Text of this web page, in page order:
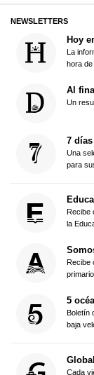
NEWSLETTERS
Hoy
La
hora de
Al
Un
7
Una
para
Recibe
la
Recibe
primario
5
Boletín
baja
Cada